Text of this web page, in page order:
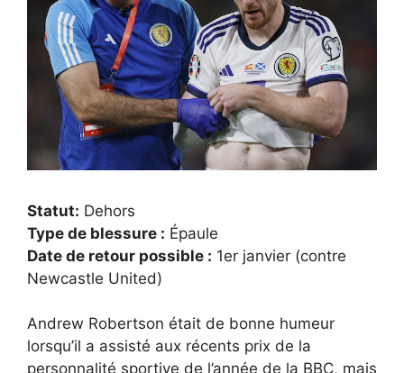
Statut: Dehors
Type de blessure : Épaule
Date de retour possible : 1er janvier (contre
Newcastle United)
Andrew Robertson était de bonne humeur
lorsqu’il a assisté aux récents prix de la
personnalité sportive de l’année de la BBC, mais